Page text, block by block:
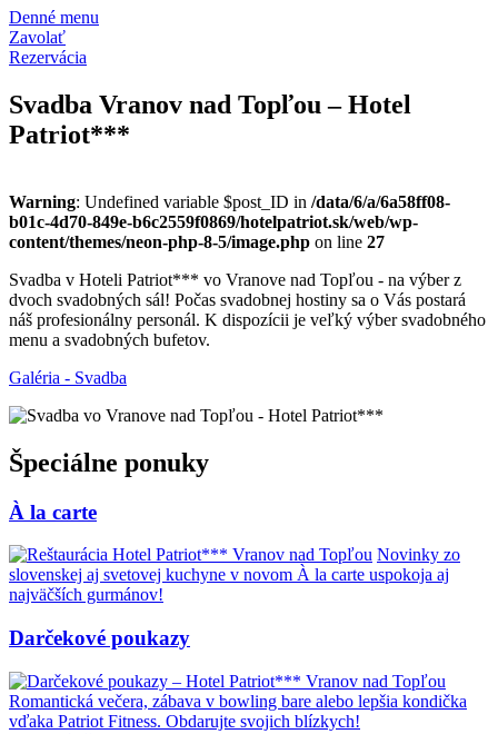
Denné menu
Zavolať
Rezervácia
Svadba Vranov nad Topľou – Hotel
Patriot***
Warning: Undefined variable $post_ID in /data/6/a/6a58ff08-
b01c-4d70-849e-b6c2559f0869/hotelpatriot.sk/web/wp-
content/themes/neon-php-8-5/image.php on line 27
Svadba v Hoteli Patriot*** vo Vranove nad Topľou - na výber z
dvoch svadobných sál! Počas svadobnej hostiny sa o Vás postará
náš profesionálny personál. K dispozícii je veľký výber svadobného
menu a svadobných bufetov.
Galéria - Svadba
Špeciálne ponuky
À la carte
Novinky zo
slovenskej aj svetovej kuchyne v novom À la carte uspokoja aj
najväčších gurmánov!
Darčekové poukazy
Romantická večera, zábava v bowling bare alebo lepšia kondička
vďaka Patriot Fitness. Obdarujte svojich blízkych!